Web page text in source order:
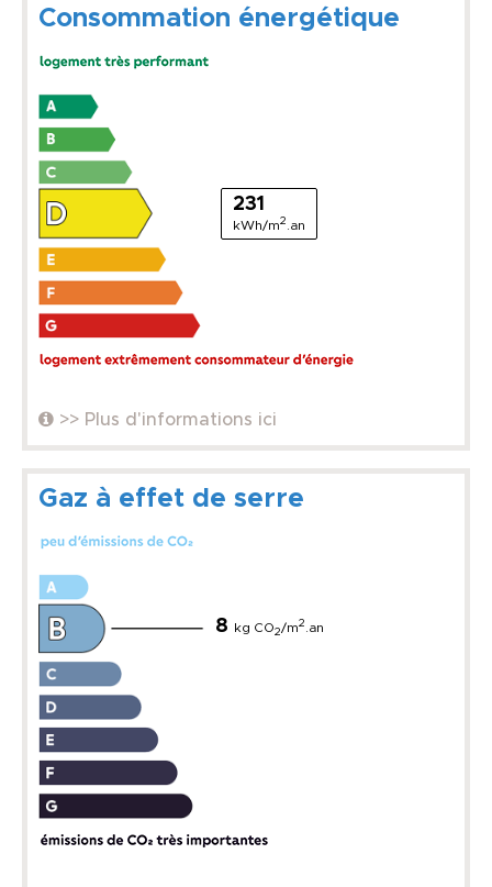
Consommation énergétique
231
kWh/m2 .an
>> Plus d'informations ici
Gaz à effet de serre
8 kg CO2/m2 .an